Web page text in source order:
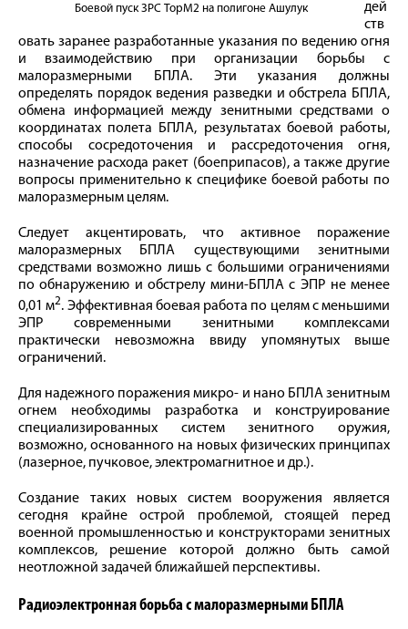
Боевой пуск ЗРС ТорМ2 на полигоне Ашулук
дей
ств
овать заранее разработанные указания по ведению огня
и взаимодействию при организации борьбы с
малоразмерными БПЛА. Эти указания должны
определять порядок ведения разведки и обстрела БПЛА,
обмена информацией между зенитными средствами о
координатах полета БПЛА, результатах боевой работы,
способы сосредоточения и рассредоточения огня,
назначение расхода ракет (боеприпасов), а также другие
вопросы применительно к специфике боевой работы по
малоразмерным целям.
Следует акцентировать, что активное поражение
малоразмерных БПЛА существующими зенитными
средствами возможно лишь с большими ограничениями
по обнаружению и обстрелу мини-БПЛА с ЭПР не менее
0,01 м2. Эффективная боевая работа по целям с меньшими
ЭПР современными зенитными комплексами
практически невозможна ввиду упомянутых выше
ограничений.
Для надежного поражения микро- и нано БПЛА зенитным
огнем необходимы разработка и конструирование
специализированных систем зенитного оружия,
возможно, основанного на новых физических принципах
(лазерное, пучковое, электромагнитное и др.).
Создание таких новых систем вооружения является
сегодня крайне острой проблемой, стоящей перед
военной промышленностью и конструкторами зенитных
комплексов, решение которой должно быть самой
неотложной задачей ближайшей перспективы.
Радиоэлектронная борьба с малоразмерными БПЛА